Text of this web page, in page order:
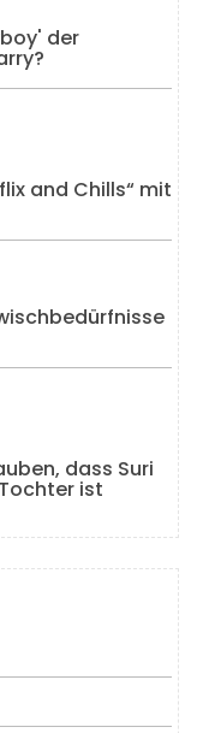
der
and Chills“ mit
dass Suri
ist